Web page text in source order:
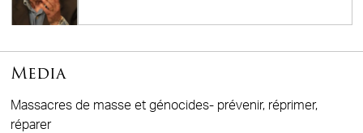
Media
Massacres de masse et génocides- prévenir, réprimer,
réparer